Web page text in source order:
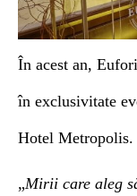
În acest an,
în exclusivitate
Hotel Metropolis.
„Mirii care aleg